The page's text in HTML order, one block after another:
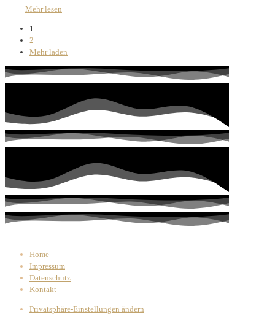
Mehr lesen
1
2
Mehr laden
Home
Impressum
Datenschutz
Kontakt
Privatsphäre-Einstellungen ändern